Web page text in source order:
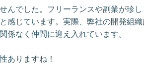
んでした。フリーランスや副業が珍し
と感じています。実際、弊社の開発組
係なく仲間に迎え入れています。
ありますね！